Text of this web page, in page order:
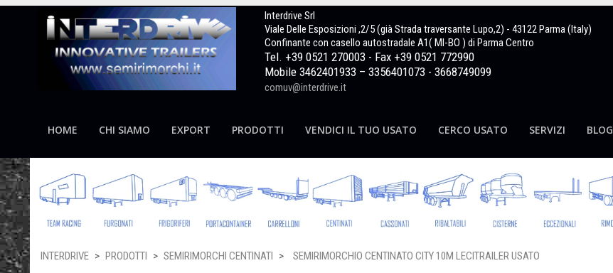
Interdrive Srl
Viale Delle Esposizioni ,2/5 (già Strada traversante Lupo,2) - 43122 Parma (Italy)
Confinante con casello autostradale A1( MI-BO ) di Parma Centro
Tel. +39 0521 270003 - Fax +39 0521 772990
Mobile 3462401933 – 3356401073 - 3668749099
comuv@interdrive.it
HOME CHI SIAMO EXPORT PRODOTTI VENDICI IL TUO USATO CERCO USATO SERVIZI BLOG
INTERDRIVE > PRODOTTI > SEMIRIMORCHI CENTINATI > SEMIRIMORCHIO CENTINATO CITY 10M LECITRAILER USATO